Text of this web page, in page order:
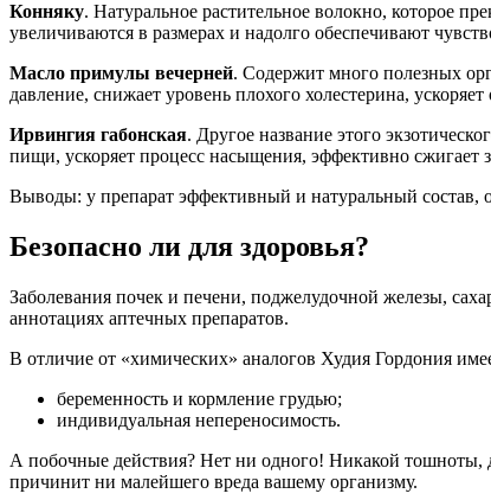
Конняку. Натуральное растительное волокно, которое
увеличиваются в размерах и надолго обеспечивают
Масло примулы вечерней. Содержит много полезных
давление, снижает уровень плохого холестерина,
Ирвингия габонская. Другое название этого
пищи, ускоряет процесс насыщения, эффективно сжигает
Выводы: у препарат эффективный и натуральный состав,
Безопасно ли для здоровья?
Заболевания почек и печени, поджелудочной железы,
аннотациях аптечных препаратов.
В отличие от «химических» аналогов Худия Гордония
беременность и кормление грудью;
индивидуальная непереносимость.
А побочные действия? Нет ни одного! Никакой тошноты,
причинит ни малейшего вреда вашему организму.